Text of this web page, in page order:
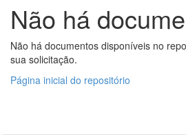
Não há
Não há documentos disponíveis no
sua solicitação.
Página inicial do repositório